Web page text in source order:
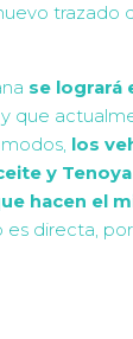
trazado
se logrará
y que
los
y
hacen el
directa,